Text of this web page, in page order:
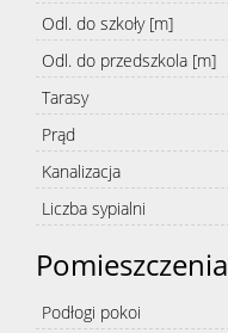
Odl. do szkoły [m]
Odl. do przedszkola [m]
Tarasy
Prąd
Kanalizacja
Liczba sypialni
Pomieszczenia
Podłogi pokoi